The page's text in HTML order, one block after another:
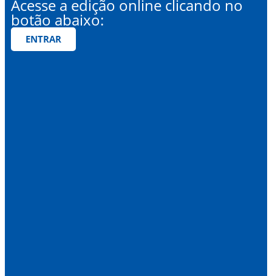
Acesse a edição online clicando no
botão abaixo:
ENTRAR